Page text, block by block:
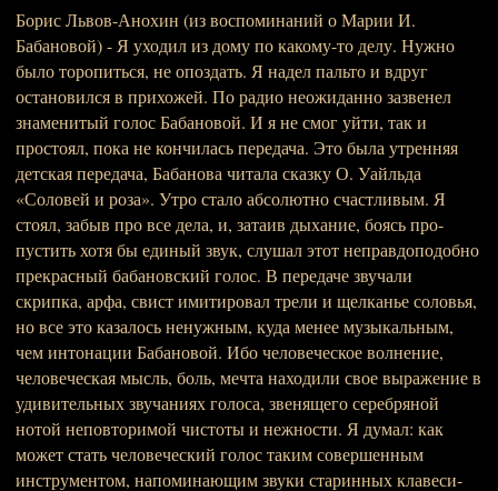
Борис Львов-Анохин (из воспоминаний о Марии И.
Бабановой) - Я уходил из дому по какому-то делу. Нужно
было торопиться, не опоздать. Я надел пальто и вдруг
остановил­ся в прихожей. По радио неожидан­но зазвенел
знаменитый голос Бабановой. И я не смог уйти, так и
простоял, пока не кончилась пере­дача. Это была утренняя
детская передача, Бабанова читала сказку О. Уайльда
«Соловей и ро­за». Утро стало абсолютно счаст­ливым. Я
стоял, забыв про все де­ла, и, затаив дыхание, боясь про­
пустить хотя бы единый звук, слу­шал этот неправдоподобно
прек­расный бабановский голос. В передаче звучали
скрипка, ар­фа, свист имитировал трели и щел­канье соловья,
но все это казалось ненужным, куда менее музыкаль­ным,
чем интонации Бабановой. Ибо человеческое волнение,
чело­веческая мысль, боль, мечта находи­ли свое выражение в
удивительных звучаниях голоса, звенящего сереб­ряной
нотой неповторимой чистоты и нежности. Я думал: как
может стать человеческий голос таким со­вершенным
инструментом, напоми­нающим звуки старинных клавеси­